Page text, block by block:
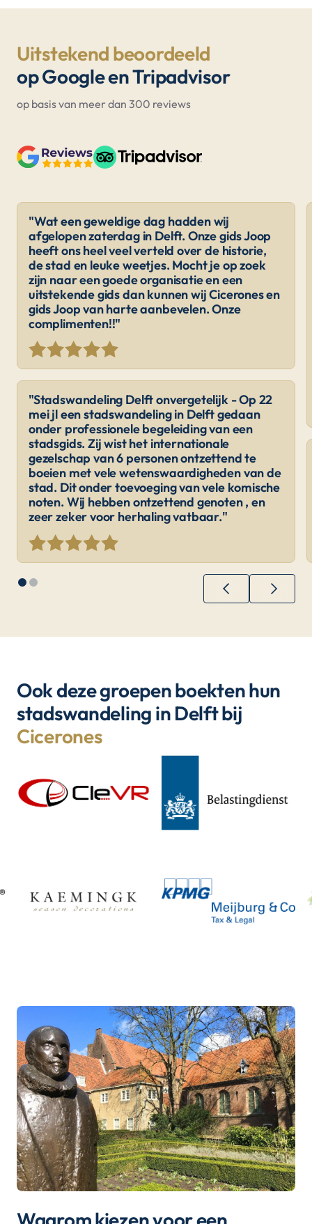
Uitstekend beoordeeld
op Google en Tripadvisor
op basis van meer dan 300 reviews
"Wat een geweldige dag hadden wij
afgelopen zaterdag in Delft. Onze gids Joop
heeft ons heel veel verteld over de historie,
de stad en leuke weetjes. Mocht je op zoek
zijn naar een goede organisatie en een
uitstekende gids dan kunnen wij Cicerones en
gids Joop van harte aanbevelen. Onze
complimenten!!"
"Stadswandeling Delft onvergetelijk - Op 22
mei jl een stadswandeling in Delft gedaan
onder professionele begeleiding van een
stadsgids. Zij wist het internationale
gezelschap van 6 personen ontzettend te
boeien met vele wetenswaardigheden van de
stad. Dit onder toevoeging van vele komische
noten. Wij hebben ontzettend genoten , en
zeer zeker voor herhaling vatbaar."
Ook deze groepen boekten hun
stadswandeling in Delft bij
Cicerones